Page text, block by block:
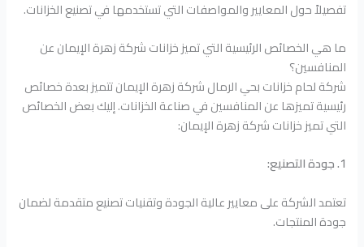
تفصيلاً حول المعايير والمواصفات التي تستخدمها في تصنيع الخزانات.
ما هي الخصائص الرئيسية التي تميز خزانات شركة زهرة الإيمان عن
المنافسين؟
شركة لحام خزانات بحي الرمال شركة زهرة الإيمان تتميز بعدة خصائص
رئيسية تميزها عن المنافسين في صناعة الخزانات. إليك بعض الخصائص
التي تميز خزانات شركة زهرة الإيمان:
1. جودة التصنيع:
تعتمد الشركة على معايير عالية الجودة وتقنيات تصنيع متقدمة لضمان
جودة المنتجات.